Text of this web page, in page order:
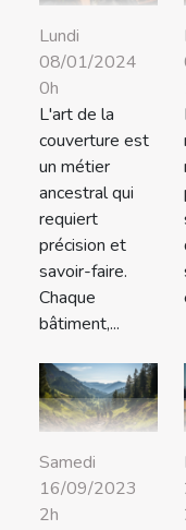
Lundi
08/01/2024
0h
L'art de la
couverture est
un métier
ancestral qui
requiert
précision et
savoir-faire.
Chaque
bâtiment,...
Samedi
16/09/2023
2h